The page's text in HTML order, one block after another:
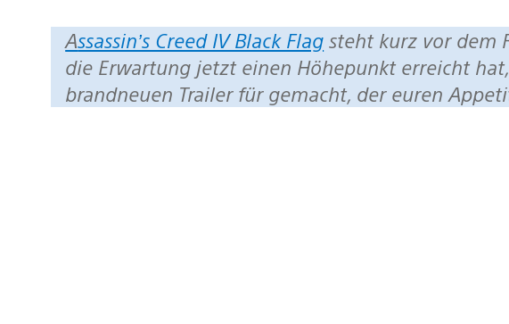
Assassin’s Creed IV Black Flag steht kurz vor dem
die Erwartung jetzt einen Höhepunkt erreicht
brandneuen Trailer für gemacht, der euren